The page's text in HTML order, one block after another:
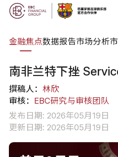
金融焦点数据报告市场分析
南非兰特下挫
撰稿人： 林欣
审核： EBC研究与审核团队
发布日期: 2026年05月19日
更新日期: 2026年05月19日